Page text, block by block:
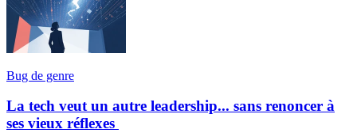
Bug de genre
La tech veut un autre leadership... sans renoncer à
ses vieux réflexes